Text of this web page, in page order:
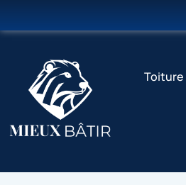
Toiture